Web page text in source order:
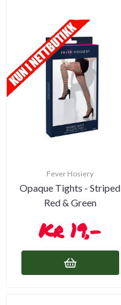
Fever Hosiery
Opaque Tights - Striped
Red & Green
19,-